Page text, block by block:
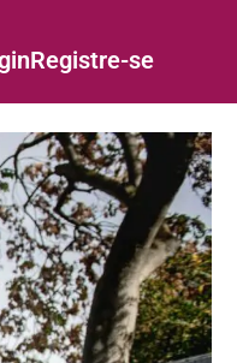
Registre-se